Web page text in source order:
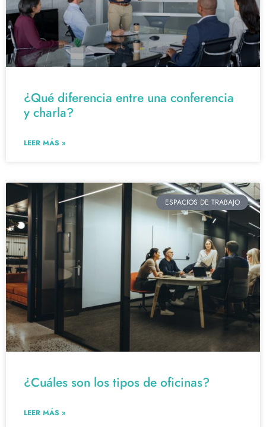
¿Qué diferencia entre una conferencia
y charla?
LEER MÁS »
ESPACIOS DE TRABAJO
¿Cuáles son los tipos de oficinas?
LEER MÁS »